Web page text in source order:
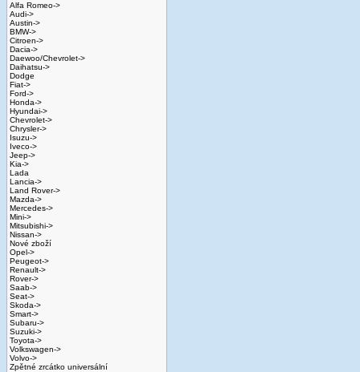
Alfa Romeo->
Audi->
Austin->
BMW->
Citroen->
Dacia->
Daewoo/Chevrolet->
Daihatsu->
Dodge
Fiat->
Ford->
Honda->
Hyundai->
Chevrolet->
Chrysler->
Isuzu->
Iveco->
Jeep->
Kia->
Lada
Lancia->
Land Rover->
Mazda->
Mercedes->
Mini->
Mitsubishi->
Nissan->
Nové zboží
Opel->
Peugeot->
Renault->
Rover->
Saab->
Seat->
Skoda->
Smart->
Subaru->
Suzuki->
Toyota->
Volkswagen->
Volvo->
Zpětné zrcátko universální